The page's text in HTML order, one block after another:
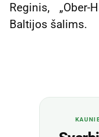
Reginis,
Baltijos šalims.